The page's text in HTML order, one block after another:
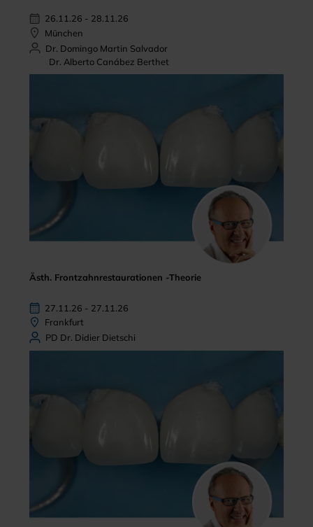
26.11.26 - 28.11.26
München
Dr. Domingo Martin Salvador
Dr. Alberto Canábez Berthet
Ästh. Frontzahnrestaurationen -Theorie
27.11.26 - 27.11.26
Frankfurt
PD Dr. Didier Dietschi